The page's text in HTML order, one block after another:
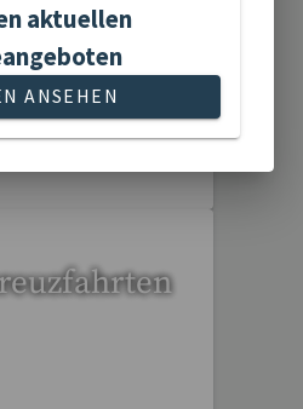
aktuellen
ANSEHEN